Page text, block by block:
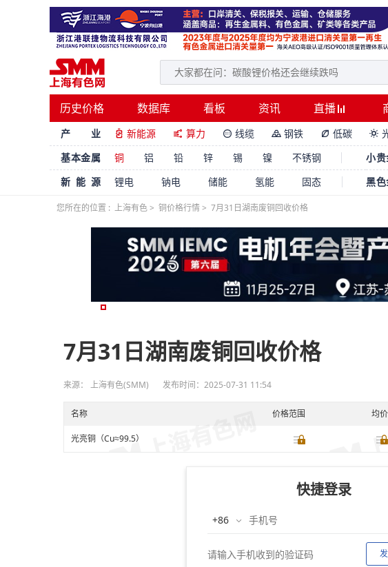
历史价格 数据库 看板 资讯 直播
产 业  新能源  算力  线缆  钢铁  低碳 
基本金属
铜 铝 铅 锌 锡 镍 不锈钢 小
新能源
锂电 钠电 储能 氢能 固态 黑
您所在的位置 : 上海有色> 铜价格行情> 7月31日湖南废铜回收价格
7月31日湖南废铜回收价格
来源： 上海有色(SMM) 发布时间：2025-07-31 11:54
名称 价格范围 均价
光亮铜（Cu≈99.5）
快捷登录